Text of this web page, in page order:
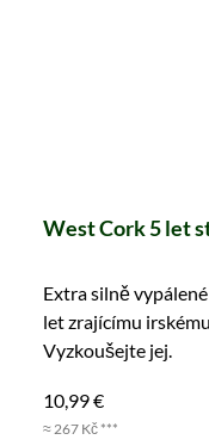
West Cork 5 let
Extra silně
let zrajícímu
Vyzkoušejte jej.
10,99 €
≈ 267 Kč ***